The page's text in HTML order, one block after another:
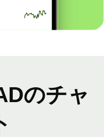
のチャ